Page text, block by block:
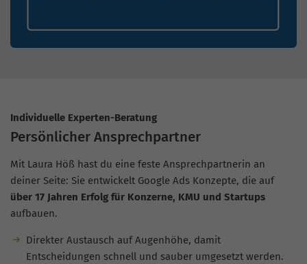
Individuelle Experten-Beratung
Persönlicher Ansprechpartner
Mit Laura Höß hast du eine feste Ansprechpartnerin an
deiner Seite: Sie entwickelt Google Ads Konzepte, die auf
über 17 Jahren Erfolg für Konzerne, KMU und Startups
aufbauen.
Direkter Austausch auf Augenhöhe, damit
Entscheidungen schnell und sauber umgesetzt werden.